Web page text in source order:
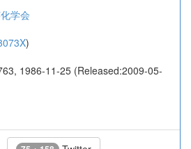
学会
)
1986-11-25 (Released:2009-05-